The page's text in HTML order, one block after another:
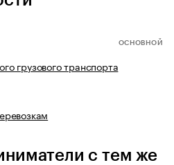
ОСНОВНОЙ
грузового транспорта
с тем же